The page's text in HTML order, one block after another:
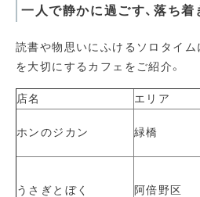
一人で静かに過ごす、落ち着
読書や物思いにふけるソロタイム
を大切にするカフェをご紹介。
店名 エリア
ホンのジカン 緑橋
うさぎとぼく 阿倍野区